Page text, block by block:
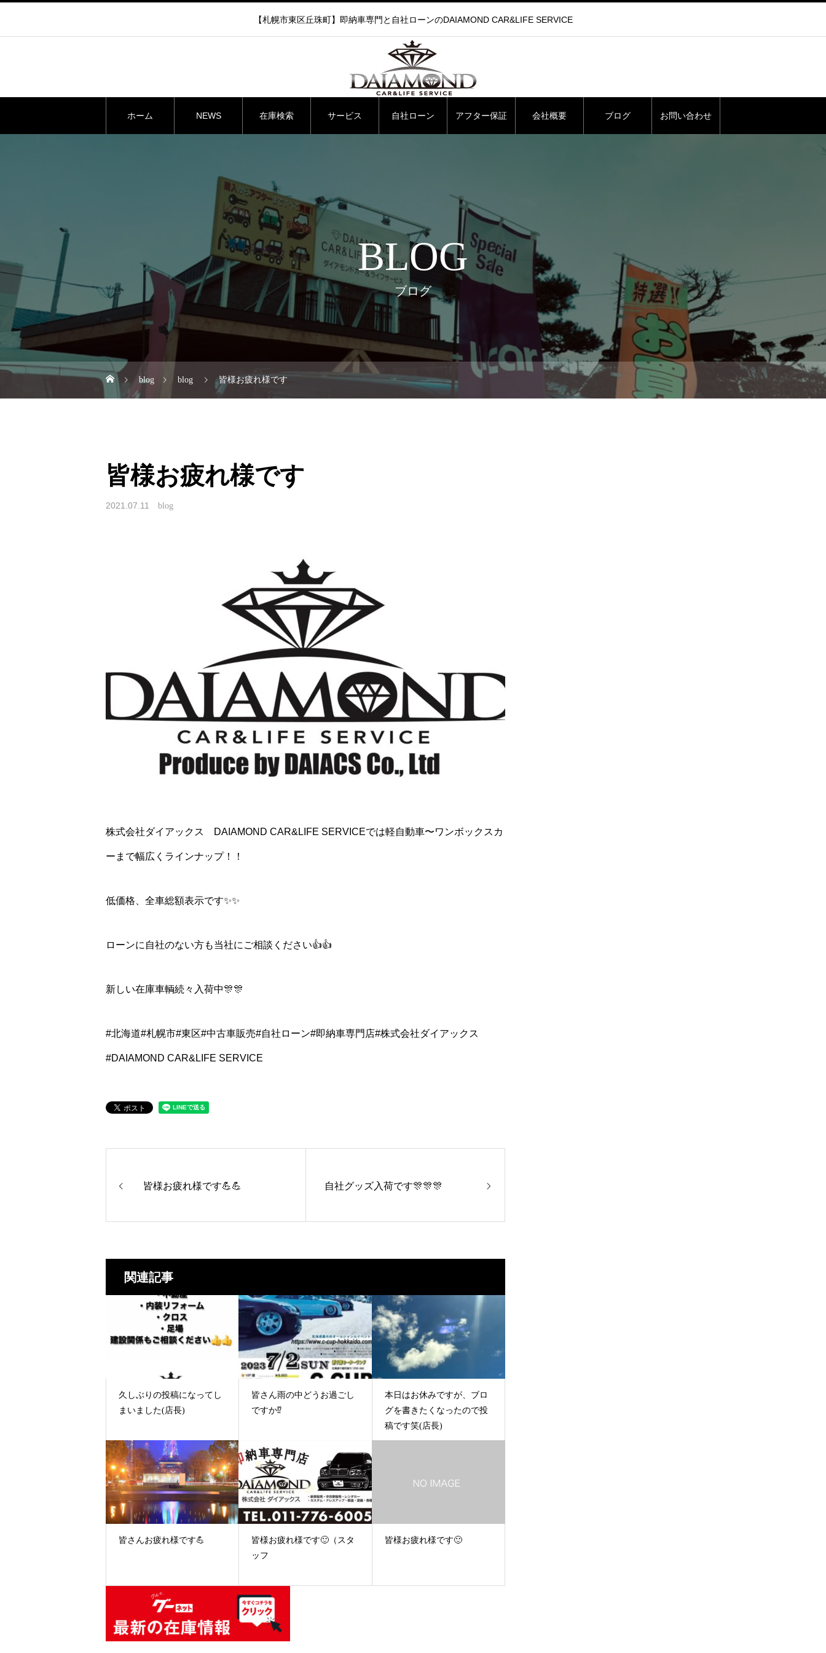
【札幌市東区丘珠町】即納車専門と自社ローンのDAIAMOND CAR&LIFE SERVICE
ホーム NEWS 在庫検索 サービス 自社ローン アフター保証 会社概要 ブログ お問い合わせ
BLOG
ブログ
blog blog 皆様お疲れ様です
皆様お疲れ様です
2021.07.11 blog
株式会社ダイアックス DAIAMOND CAR&LIFE SERVICEでは軽自動車〜ワンボックスカ
ーまで幅広くラインナップ！！
低価格、全車総額表示です✨✨
ローンに自社のない方も当社にご相談ください👍👍
新しい在庫車輌続々入荷中🎊🎊
#北海道#札幌市#東区#中古車販売#自社ローン#即納車専門店#株式会社ダイアックス
#DAIAMOND CAR&LIFE SERVICE
皆様お疲れ様です💪💪 自社グッズ入荷です🎊🎊🎊
関連記事
久しぶりの投稿になってし
まいました(店長)
皆さん雨の中どうお過ごし
ですか⁉️
本日はお休みですが、ブロ
グを書きたくなったので投
稿です笑(店長)
皆さんお疲れ様です💪
皆様お疲れ様です🙂（スタ
ッフ
皆様お疲れ様です🙂